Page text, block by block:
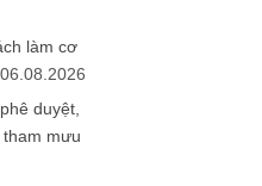
làm cơ
06.08.2026
duyệt,
mưu